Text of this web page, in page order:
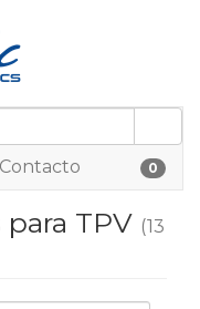
Contacto 0
TPV (13